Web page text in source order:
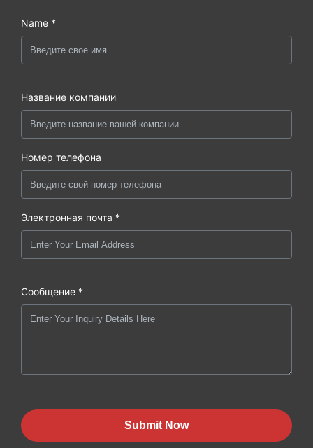
Name *
Название компании
Номер телефона
Электронная почта *
Сообщение *
Submit Now